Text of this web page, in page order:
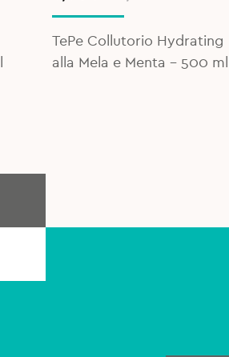
price
12,50€.
price
9,50€.
TePe Collutorio Hydrating
alla Mela e Menta - 500 ml